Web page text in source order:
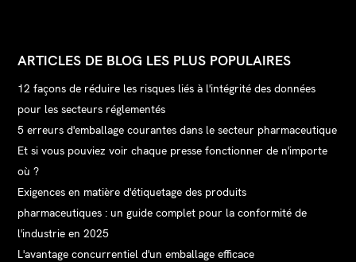
ARTICLES DE BLOG LES PLUS POPULAIRES
12 façons de réduire les risques liés à l'intégrité des données
pour les secteurs réglementés
5 erreurs d'emballage courantes dans le secteur pharmaceutique
Et si vous pouviez voir chaque presse fonctionner de n'importe
où ?
Exigences en matière d'étiquetage des produits
pharmaceutiques : un guide complet pour la conformité de
l'industrie en 2025
L'avantage concurrentiel d'un emballage efficace